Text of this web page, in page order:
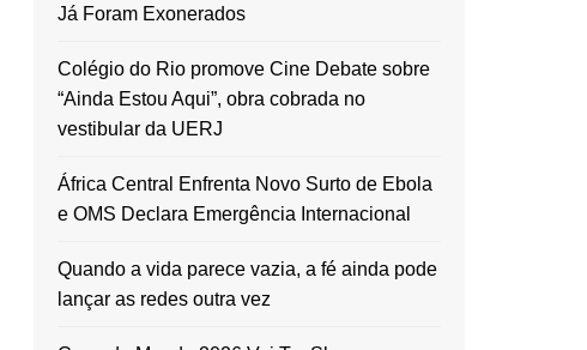
Já Foram Exonerados
Colégio do Rio promove Cine Debate sobre
“Ainda Estou Aqui”, obra cobrada no
vestibular da UERJ
África Central Enfrenta Novo Surto de Ebola
e OMS Declara Emergência Internacional
Quando a vida parece vazia, a fé ainda pode
lançar as redes outra vez